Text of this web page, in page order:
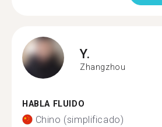
Y.
Zhangzhou
HABLA FLUIDO
Chino (simplificado)